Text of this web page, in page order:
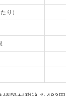
り）